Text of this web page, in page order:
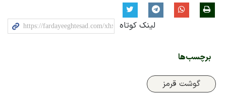
لینک کوتاه
برچسب‌ها
گوشت قرمز